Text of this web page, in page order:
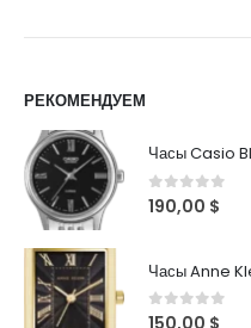
РЕКОМЕНДУЕМ
Часы Casio
0out of 5
190,00 $
Часы Anne
0out of 5